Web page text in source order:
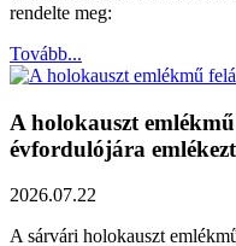
rendelte meg:
Tovább...
A holokauszt
évfordulójára
2026.07.22
A sárvári holokauszt